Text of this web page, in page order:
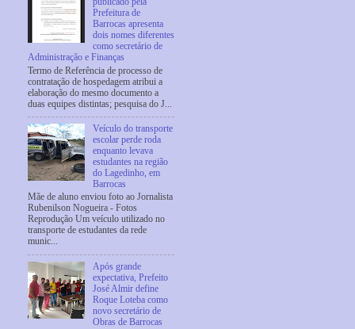
publicado pela
Prefeitura de
Barrocas apresenta
dois nomes diferentes
como secretário de
Administração e Finanças
Termo de Referência de processo de
contratação de hospedagem atribui a
elaboração do mesmo documento a
duas equipes distintas; pesquisa do J...
Veículo do transporte
escolar perde roda
enquanto levava
estudantes na região
do Lagedinho, em
Barrocas
Mãe de aluno enviou foto ao Jornalista
Rubenilson Nogueira - Fotos
Reprodução Um veículo utilizado no
transporte de estudantes da rede
munic...
Após grande
expectativa, Prefeito
José Almir define
Roque Loteba como
novo secretário de
Obras de Barrocas